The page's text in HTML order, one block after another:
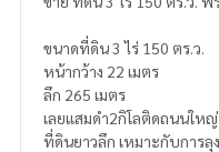
ขนาดที่ดิน 3 ไร่ 150 ตร.ว.
หน้ากว้าง 22 เมตร
ลึก 265 เมตร
เลยแสมดำ2กิโลติดถนนให
ที่ดินยาวลึก เหมาะกับการลุ